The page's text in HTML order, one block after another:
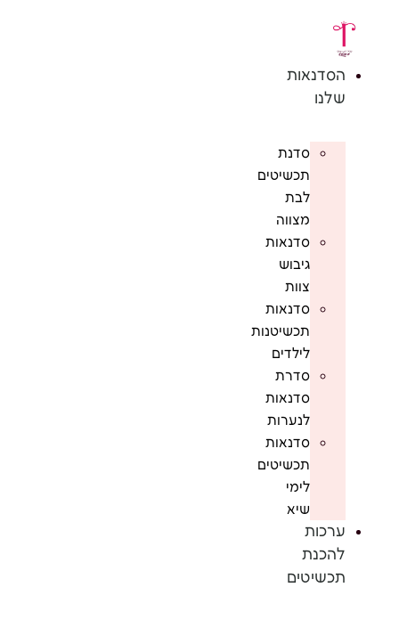
הסדנאות
שלנו
סדנת
תכשיטים
לבת
מצווה
סדנאות
גיבוש
צוות
סדנאות
תכשיטנות
לילדים
סדרת
סדנאות
לנערות
סדנאות
תכשיטים
לימי
שיא
ערכות
להכנת
תכשיטים